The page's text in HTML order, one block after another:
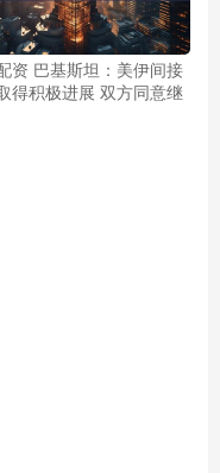
资 巴基斯坦：美伊间接
得积极进展 双方同意继